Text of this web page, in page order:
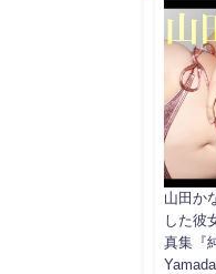
山田か
した彼
真集『